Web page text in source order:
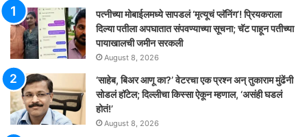
पत्नीच्या मोबाईलमध्ये सापडलं ‘मृत्यूचं प्लॅनिंग’! प्रियकराला
दिल्या पतीला अपघातात संपवण्याच्या सूचना; चॅट पाहून पतीच्या
पायाखालची जमीन सरकली
August 8, 2026
‘साहेब, बिअर आणू का?’ वेटरचा एक प्रश्न अन् तुकाराम मुंढेंनी
सोडलं हॉटेल; दिल्लीचा किस्सा ऐकून म्हणाल, ‘असंही घडलं
होतं!’
August 8, 2026